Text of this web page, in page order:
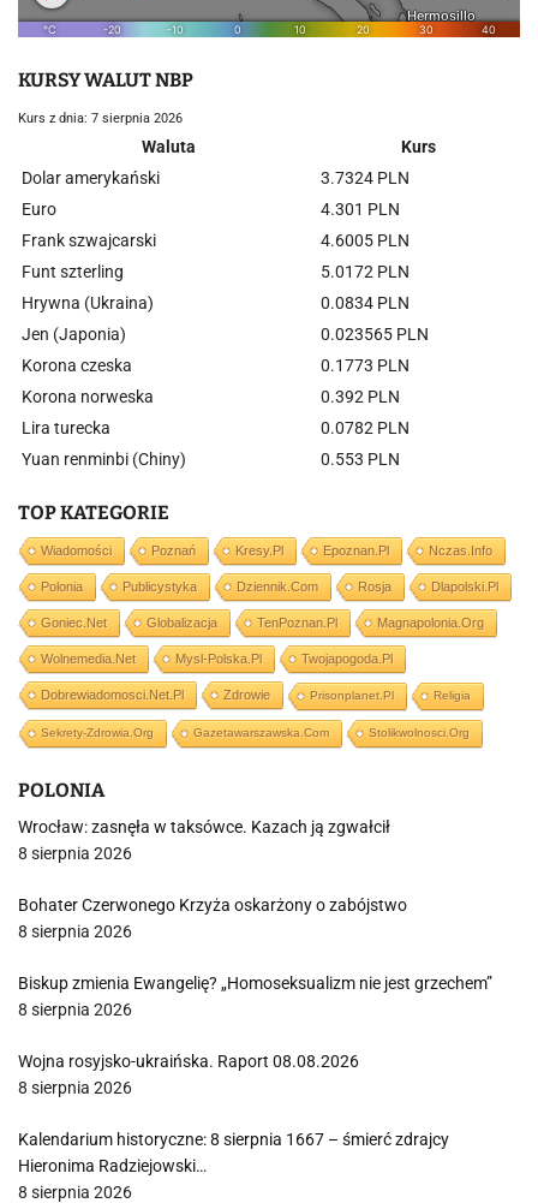
KURSY WALUT NBP
Kurs z dnia: 7 sierpnia 2026
Waluta
Kurs
Dolar amerykański
3.7324 PLN
Euro
4.301 PLN
Frank szwajcarski
4.6005 PLN
Funt szterling
5.0172 PLN
Hrywna (Ukraina)
0.0834 PLN
Jen (Japonia)
0.023565 PLN
Korona czeska
0.1773 PLN
Korona norweska
0.392 PLN
Lira turecka
0.0782 PLN
Yuan renminbi (Chiny)
0.553 PLN
TOP KATEGORIE
Wiadomości Poznań Kresy.pl Epoznan.pl Nczas.info
Polonia Publicystyka Dziennik.com Rosja Dlapolski.pl
Goniec.net Globalizacja TenPoznan.pl Magnapolonia.org
Wolnemedia.net Mysl-Polska.pl Twojapogoda.pl
Dobrewiadomosci.net.pl Zdrowie Prisonplanet.pl Religia
Sekrety-Zdrowia.org Gazetawarszawska.com Stolikwolnosci.org
POLONIA
Wrocław: zasnęła w taksówce. Kazach ją zgwałcił
8 sierpnia 2026
Bohater Czerwonego Krzyża oskarżony o zabójstwo
8 sierpnia 2026
Biskup zmienia Ewangelię? „Homoseksualizm nie jest grzechem”
8 sierpnia 2026
Wojna rosyjsko-ukraińska. Raport 08.08.2026
8 sierpnia 2026
Kalendarium historyczne: 8 sierpnia 1667 – śmierć zdrajcy
Hieronima Radziejowski…
8 sierpnia 2026